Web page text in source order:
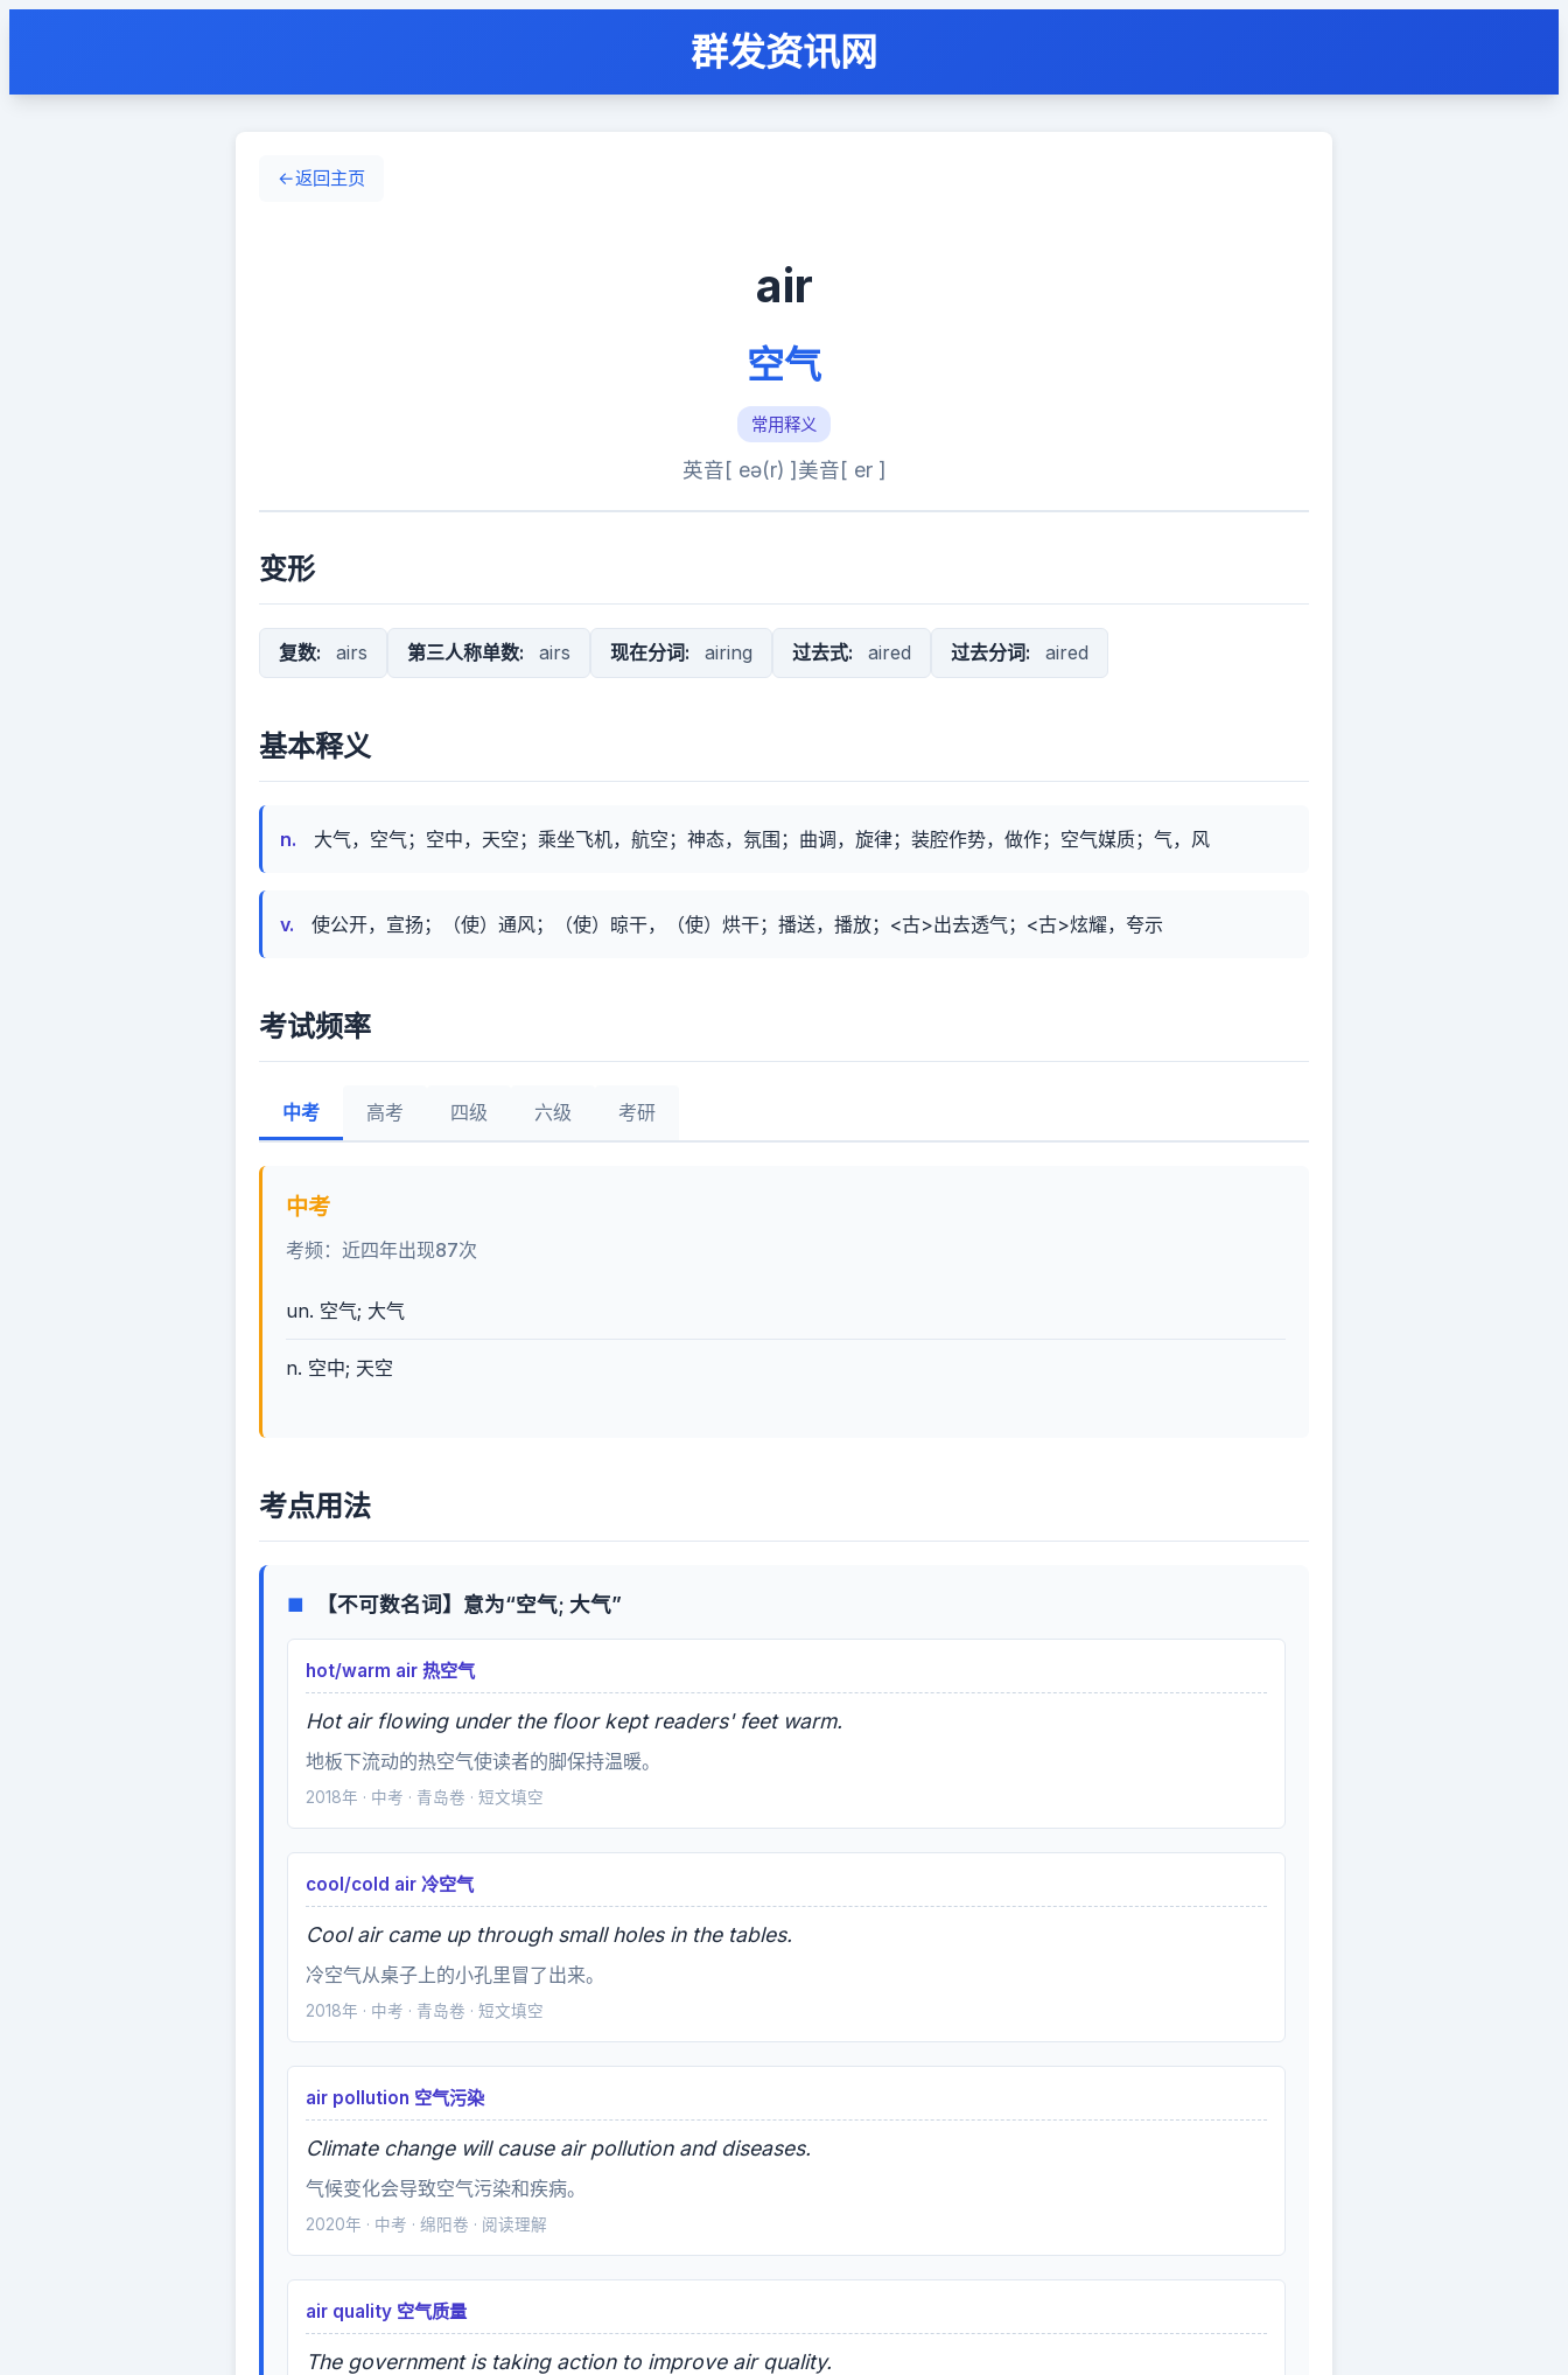
群发资讯网
←返回主页
air
空气
常用释义
英音[ eə(r) ] 美音[ er ]
变形
复数: airs 第三人称单数: airs 现在分词: airing 过去式: aired 过去分词: aired
基本释义
n. 大气，空气；空中，天空；乘坐飞机，航空；神态，氛围；曲调，旋律；装腔作势，做作；空气媒质；气，风
v. 使公开，宣扬；（使）通风；（使）晾干，（使）烘干；播送，播放；<古>出去透气；<古>炫耀，夸示
考试频率
中考 高考 四级 六级 考研
中考
考频：近四年出现87次
un. 空气; 大气
n. 空中; 天空
考点用法
■ 【不可数名词】意为“空气; 大气”
hot/warm air 热空气
Hot air flowing under the floor kept readers' feet warm.
地板下流动的热空气使读者的脚保持温暖。
2018年 · 中考 · 青岛卷 · 短文填空
cool/cold air 冷空气
Cool air came up through small holes in the tables.
冷空气从桌子上的小孔里冒了出来。
2018年 · 中考 · 青岛卷 · 短文填空
air pollution 空气污染
Climate change will cause air pollution and diseases.
气候变化会导致空气污染和疾病。
2020年 · 中考 · 绵阳卷 · 阅读理解
air quality 空气质量
The government is taking action to improve air quality.